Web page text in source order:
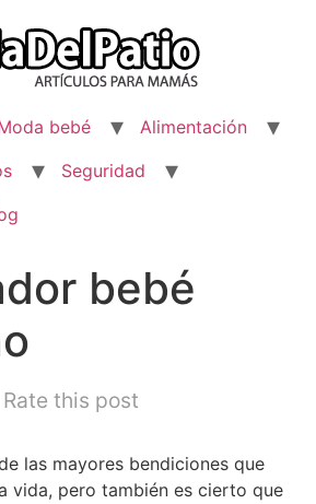
bebé
Alimentación
Seguridad
bebé
Rate this post
las mayores bendiciones que
vida, pero también es cierto que